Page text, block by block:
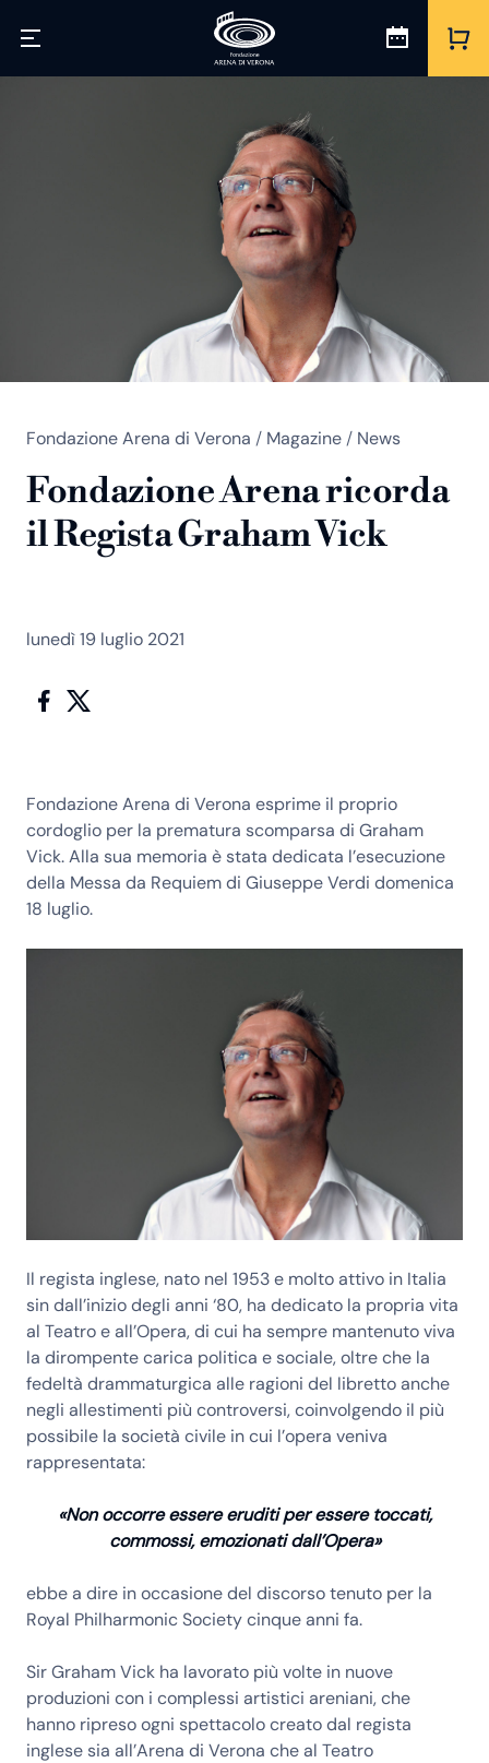
Fondazione Arena di Verona / Magazine / News
Fondazione Arena ricorda
il Regista Graham Vick
lunedì 19 luglio 2021
Fondazione Arena di Verona esprime il proprio
cordoglio per la prematura scomparsa di Graham
Vick. Alla sua memoria è stata dedicata l’esecuzione
della Messa da Requiem di Giuseppe Verdi domenica
18 luglio.
Il regista inglese, nato nel 1953 e molto attivo in Italia
sin dall’inizio degli anni ‘80, ha dedicato la propria vita
al Teatro e all’Opera, di cui ha sempre mantenuto viva
la dirompente carica politica e sociale, oltre che la
fedeltà drammaturgica alle ragioni del libretto anche
negli allestimenti più controversi, coinvolgendo il più
possibile la società civile in cui l’opera veniva
rappresentata:
«Non occorre essere eruditi per essere toccati,
commossi, emozionati dall’Opera»
ebbe a dire in occasione del discorso tenuto per la
Royal Philharmonic Societycinque anni fa.
SirGraham Vick ha lavorato più volte in nuove
produzioni con i complessi artistici areniani, che
hanno ripreso ogni spettacolo creato dal regista
inglese sia all’Arena di Verona che al Teatro